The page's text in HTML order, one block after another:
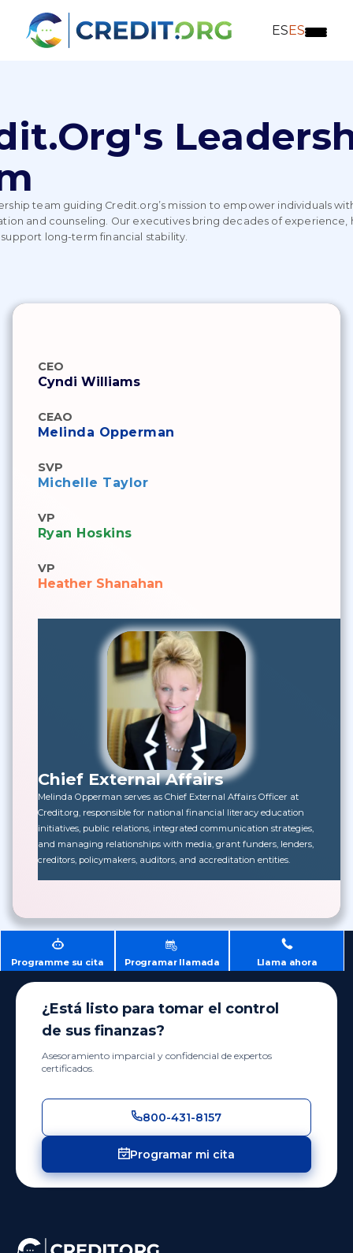
ESES
team guiding Credit.org’s mission to empower individuals
and counseling. Our executives bring decades of experience,
long-term financial stability.
Chief External Affairs
Melinda Opperman serves as Chief External Affairs Officer at
Credit.org, responsible for national financial literacy education
initiatives, public relations, integrated communication strategies,
and managing relationships with media, grant funders, lenders,
creditors, policymakers, auditors, and accreditation entities.
CEO
Cyndi Williams
CEAO
Melinda Opperman
SVP
Michelle Taylor
VP
Ryan Hoskins
VP
Heather Shanahan
Programme su cita Programar llamada Llama ahora
¿Está listo para tomar el control
de sus finanzas?
Asesoramiento imparcial y confidencial de expertos
certificados.
800-431-8157
Programar mi cita